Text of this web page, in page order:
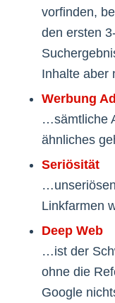
vorfinden,
den ersten
Inhalte aber
Werbung
…sämtliche
ähnliches
Seriösität
Linkfarmen
Deep Web
…ist der
ohne die
Google